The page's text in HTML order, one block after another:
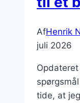
AfHenrik
juli 2026
tide, at